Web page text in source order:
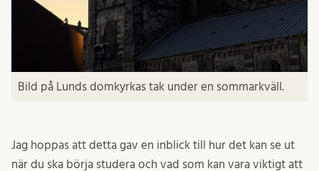
Bild på Lunds domkyrkas tak under en sommarkväll.
Jag hoppas att detta gav en inblick till hur det kan se ut
när du ska börja studera och vad som kan vara viktigt att